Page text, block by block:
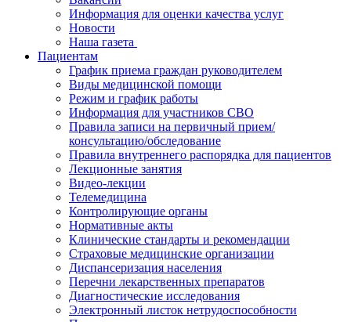
Информация для оценки качества услуг
Новости
​​Наша газета
Пациентам
График приема граждан руководителем
Виды медицинской помощи
Режим и график работы
Информация для участников СВО
Правила записи на первичный прием/
консультацию/обследование
Правила внутреннего распорядка для пациентов
Лекционные занятия
Видео-лекции
Телемедицина
Контролирующие органы
Нормативные акты
Клинические стандарты и рекомендации
Страховые медицинские организации
Диспансеризация населения
Перечни лекарственных препаратов
Диагностические исследования
Электронный листок нетрудоспособности